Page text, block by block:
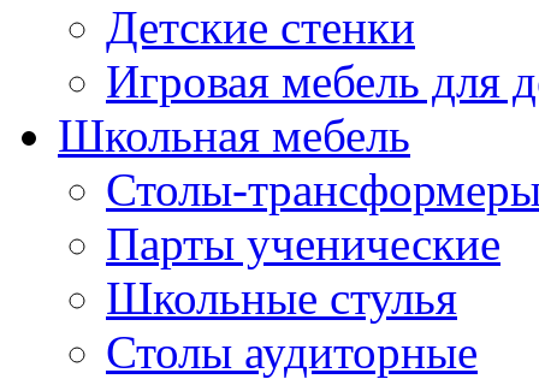
Детские стенки
Игровая мебель для
Школьная мебель
Столы-
Парты ученические
Школьные стулья
Столы аудиторные